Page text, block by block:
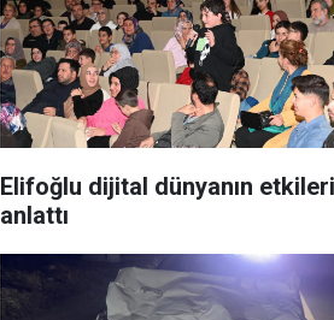
Elifoğlu dijital dünyanın
anlattı